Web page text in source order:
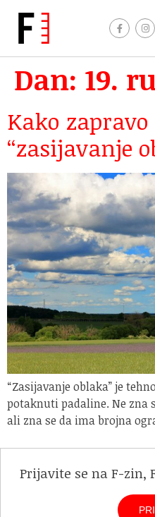
Dan: 19.
Kako
“zasijavanje
“Zasijavanje oblaka” je
potaknuti padaline. Ne zna
ali zna se da ima brojna
Prijavite se na F-zin,